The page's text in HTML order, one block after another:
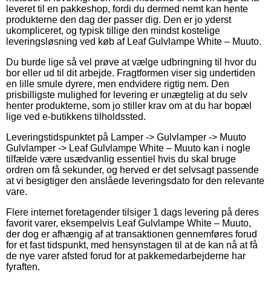
leveret til en pakkeshop, fordi du dermed nemt kan hente
produkterne den dag der passer dig. Den er jo yderst
ukompliceret, og typisk tillige den mindst kostelige
leveringsløsning ved køb af Leaf Gulvlampe White – Muuto.
Du burde lige så vel prøve at vælge udbringning til hvor du
bor eller ud til dit arbejde. Fragtformen viser sig undertiden
en lille smule dyrere, men endvidere rigtig nem. Den
prisbilligste mulighed for levering er unægtelig at du selv
henter produkterne, som jo stiller krav om at du har bopæl
lige ved e-butikkens tilholdssted.
Leveringstidspunktet på Lamper -> Gulvlamper -> Muuto
Gulvlamper -> Leaf Gulvlampe White – Muuto kan i nogle
tilfælde være usædvanlig essentiel hvis du skal bruge
ordren om få sekunder, og herved er det selvsagt passende
at vi besigtiger den anslåede leveringsdato for den relevante
vare.
Flere internet foretagender tilsiger 1 dags levering på deres
favorit varer, eksempelvis Leaf Gulvlampe White – Muuto,
der dog er afhængig af at transaktionen gennemføres forud
for et fast tidspunkt, med hensynstagen til at de kan nå at få
de nye varer afsted forud for at pakkemedarbejderne har
fyraften.